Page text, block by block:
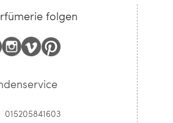
folgen
015205841603